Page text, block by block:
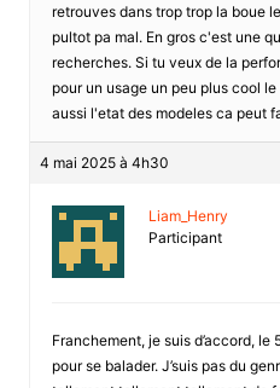
retrouves dans trop trop la boue
pultot pa mal. En gros c'est une
recherches. Si tu veux de la
pour un usage un peu plus cool
aussi l'etat des modeles ca peut
4 mai 2025 à 4h30
Liam_Henry
Participant
Franchement, je suis d’accord,
pour se balader. J’suis pas du